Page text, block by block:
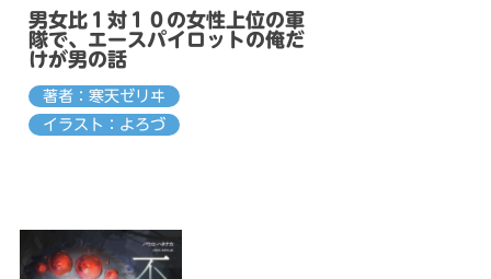
男女比１対１０の女性上位の軍
隊で、エースパイロットの俺だ
けが男の話
著者：寒天ゼリヰ
イラスト：よろづ